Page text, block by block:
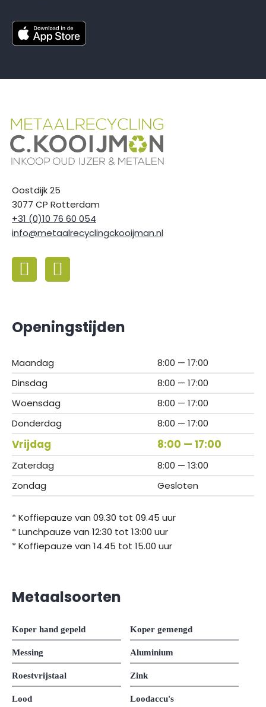
Oostdijk 25
3077 CP Rotterdam
+31 (0)10 76 60 054
info@metaalrecyclingckooijman.nl
Openingstijden
Maandag
8:00 — 17:00
Dinsdag
8:00 — 17:00
Woensdag
8:00 — 17:00
Donderdag
8:00 — 17:00
Vrijdag 8:00 — 17:00
Zaterdag
8:00 — 13:00
Zondag
Gesloten
* Koffiepauze van 09.30 tot 09.45 uur
* Lunchpauze van 12:30 tot 13:00 uur
* Koffiepauze van 14.45 tot 15.00 uur
Metaalsoorten
Koper hand gepeld Koper gemengd
Messing Aluminium
Roestvrijstaal Zink
Lood Loodaccu's